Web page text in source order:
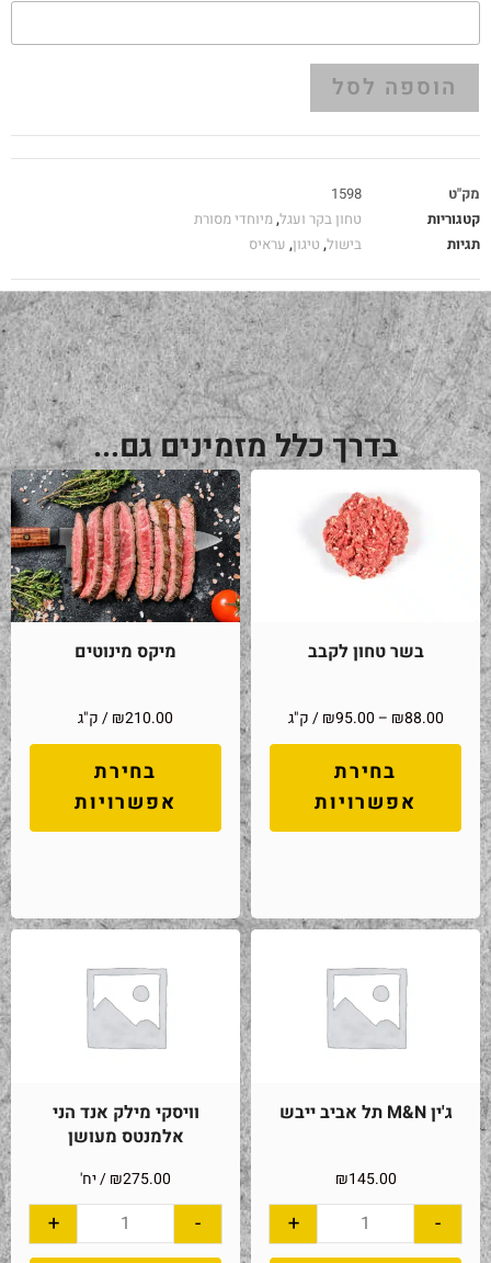
הוספה לסל
מק"ט
1598
קטגוריות
טחון בקר ועגל,מיוחדי מסורת
תגיות
בישול, טיגון, עראיס
בדרך כלל מזמינים גם...
בשר טחון לקבב
₪88.00
–
₪95.00 / ק"ג
בחירת
אפשרויות
מיקס מינוטים
₪210.00 / ק"ג
בחירת
אפשרויות
ג'ין M&N תל אביב ייבש
₪145.00
-
+
וויסקי מילק אנד הני
אלמנטס מעושן
₪275.00 / יח'
-
+